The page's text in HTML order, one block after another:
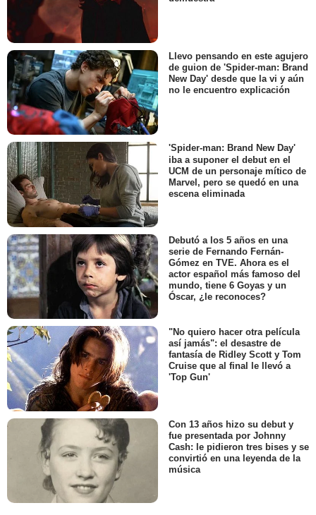
Llevo pensando en este agujero
de guion de 'Spider-man: Brand
New Day' desde que la vi y aún
no le encuentro explicación
'Spider-man: Brand New Day'
iba a suponer el debut en el
UCM de un personaje mítico de
Marvel, pero se quedó en una
escena eliminada
Debutó a los 5 años en una
serie de Fernando Fernán-
Gómez en TVE. Ahora es el
actor español más famoso del
mundo, tiene 6 Goyas y un
Óscar, ¿le reconoces?
"No quiero hacer otra película
así jamás": el desastre de
fantasía de Ridley Scott y Tom
Cruise que al final le llevó a
'Top Gun'
Con 13 años hizo su debut y
fue presentada por Johnny
Cash: le pidieron tres bises y se
convirtió en una leyenda de la
música